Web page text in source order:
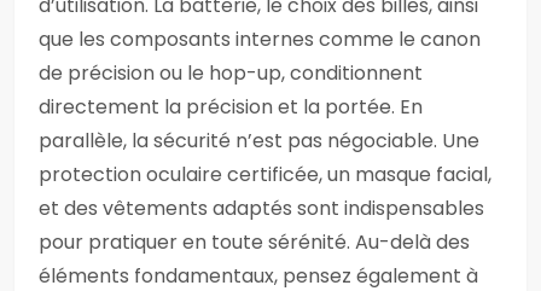
que les composants internes comme le canon
de précision ou le hop-up, conditionnent
directement la précision et la portée. En
parallèle, la sécurité n’est pas négociable. Une
protection oculaire certificée, un masque facial,
et des vêtements adaptés sont indispensables
pour pratiquer en toute sérénité. Au-delà des
éléments fondamentaux, pensez également à